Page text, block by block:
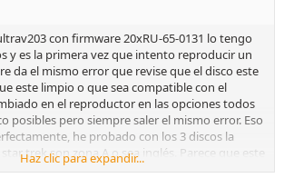
con firmware 20xRU-65-0131 lo tengo
y es la primera vez que intento reproducir un
da el mismo error que revise que el disco este
este limpio o que sea compatible con el
en el reproductor en las opciones todos
posibles pero siempre saler el mismo error. Eso
he probado con los 3 discos la
trek son zona A o sea inglés. Parece que este
reproductor, o puedo actualizar el firmaware.
Haz clic para expandir...